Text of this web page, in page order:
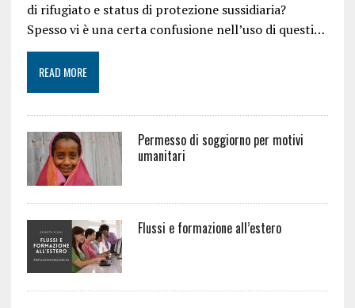
di rifugiato e status di protezione sussidiaria?
Spesso vi è una certa confusione nell’uso di questi…
READ MORE
Permesso di soggiorno per motivi
umanitari
Flussi e formazione all’estero